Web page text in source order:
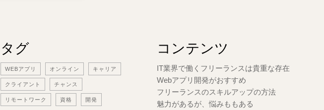
タグ
WEBアプリ オンライン キャリア
クライアント チャンス
リモートワーク 資格 開発
コンテンツ
IT業界で働くフリーランスは貴重な存在
Webアプリ開発がおすすめ
フリーランスのスキルアップの方法
魅力があるが、悩みももある